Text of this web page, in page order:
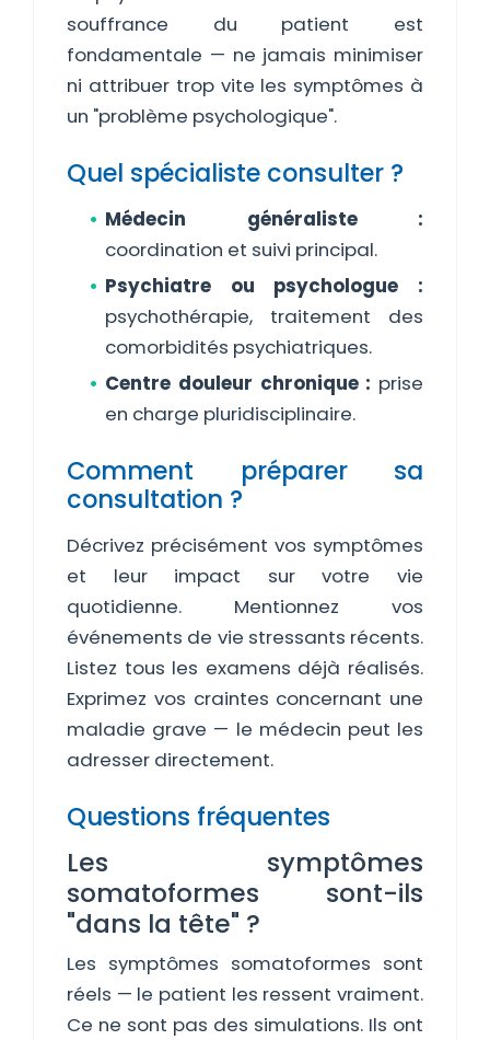
souffrance du patient est
fondamentale — ne jamais minimiser
ni attribuer trop vite les symptômes à
un "problème psychologique".
Quel spécialiste consulter ?
Médecin généraliste :
coordination et suivi principal.
Psychiatre ou psychologue :
psychothérapie, traitement des
comorbidités psychiatriques.
Centre douleur chronique : prise
en charge pluridisciplinaire.
Comment préparer sa
consultation ?
Décrivez précisément vos symptômes
et leur impact sur votre vie
quotidienne. Mentionnez vos
événements de vie stressants récents.
Listez tous les examens déjà réalisés.
Exprimez vos craintes concernant une
maladie grave — le médecin peut les
adresser directement.
Questions fréquentes
Les symptômes
somatoformes sont-ils
"dans la tête" ?
Les symptômes somatoformes sont
réels — le patient les ressent vraiment.
Ce ne sont pas des simulations. Ils ont